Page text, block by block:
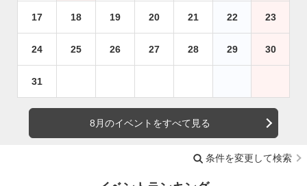
17 18 19 20 21 22 23
24 25 26 27 28 29 30
31
8月のイベントをすべて見る
条件を変更して検索